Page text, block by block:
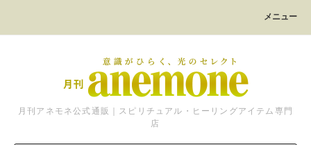
メニュー
月刊アネモネ公式通販｜スピリチュアル・ヒーリングアイテム専門
店